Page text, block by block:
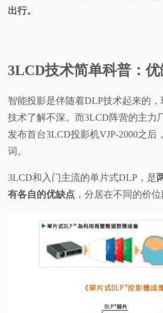
出行。
3LCD技术简单科普：优
智能投影是伴随着DLP技术起来的
技术了解不深。而3LCD阵营的主力
发布首台3LCD投影机VJP-2000之后
词。
3LCD和入门主流的单片式DLP，是
有各自的优缺点 ，分居在不同的价位